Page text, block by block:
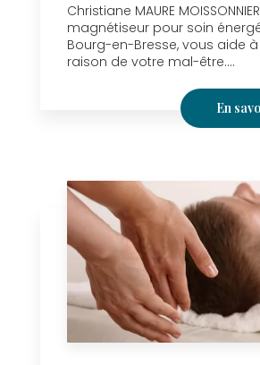
Christiane MAURE
magnétiseur pour soin
Bourg-en-Bresse, vous aide
raison de votre mal-être....
En